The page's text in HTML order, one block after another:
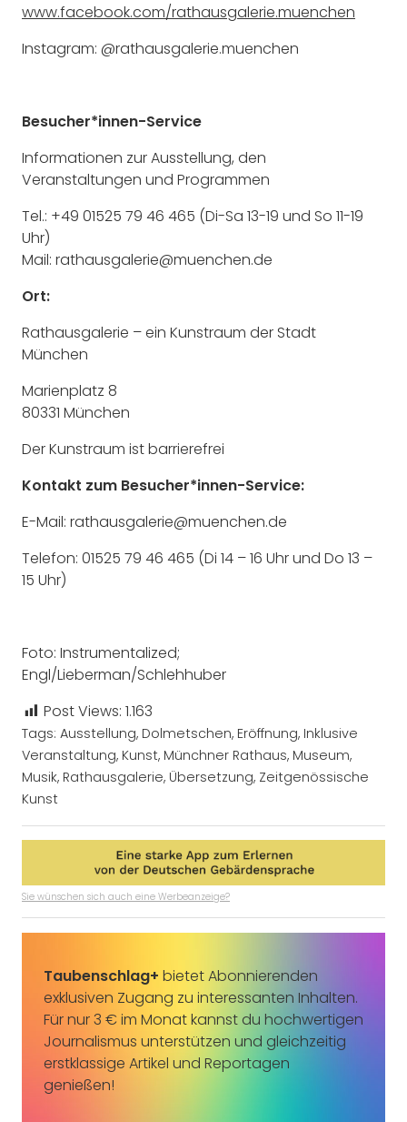
www.facebook.com/rathausgalerie.muenchen
Instagram: @rathausgalerie.muenchen
Besucher*innen-Service
Informationen zur Ausstellung, den
Veranstaltungen und Programmen
Tel.: +49 01525 79 46 465 (Di-Sa 13-19 und So 11-19
Uhr)
Mail: rathausgalerie@muenchen.de
Ort:
Rathausgalerie – ein Kunstraum der Stadt
München
Marienplatz 8
80331 München
Der Kunstraum ist barrierefrei
Kontakt zum Besucher*innen-Service:
E-Mail: rathausgalerie@muenchen.de
Telefon: 01525 79 46 465 (Di 14 – 16 Uhr und Do 13 –
15 Uhr)
Foto: Instrumentalized;
Engl/Lieberman/Schlehhuber
Post Views: 1.163
Tags: Ausstellung, Dolmetschen, Eröffnung, Inklusive
Veranstaltung, Kunst, Münchner Rathaus, Museum,
Musik, Rathausgalerie, Übersetzung, Zeitgenössische
Kunst
Sie wünschen sich auch eine Werbeanzeige?
Taubenschlag+ bietet Abonnierenden
exklusiven Zugang zu interessanten Inhalten.
Für nur 3 € im Monat kannst du hochwertigen
Journalismus unterstützen und gleichzeitig
erstklassige Artikel und Reportagen
genießen!